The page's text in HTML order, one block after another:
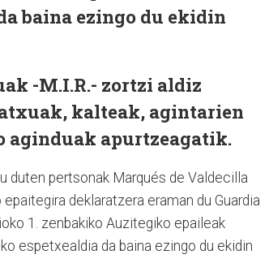
baina ezingo du ekidin
-M.I.R.- zortzi aldiz
kalteak, agintarien
aginduak apurtzeagatik.
duten pertsonak Marqués de Valdecilla
deklaratzera eraman du Guardia
1. zenbakiko Auzitegiko epaileak
espetxealdia da baina ezingo du ekidin